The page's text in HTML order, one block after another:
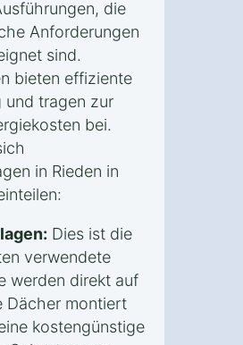
die
Anforderungen
sind.
bieten effiziente
und tragen zur
bei.
in Rieden in
Dies ist die
verwendete
werden direkt auf
Dächer montiert
kostengünstige